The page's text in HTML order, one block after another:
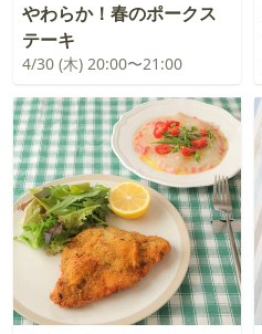
やわらか！春のポークス
テーキ
4/30 (木) 20:00〜21:00